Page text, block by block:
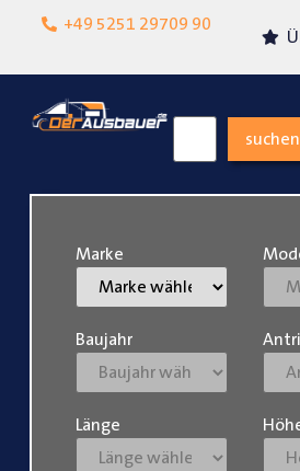
+49 5251 29709 90
Lokalgeschäft in
suchen
Marke
Baujahr
Länge